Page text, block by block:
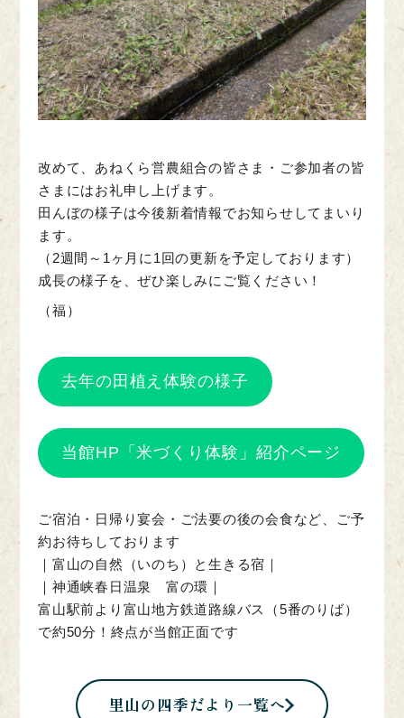
改めて、あねくら営農組合の皆さま・ご参加者の皆
さまにはお礼申し上げます。
田んぼの様子は今後新着情報でお知らせしてまいり
ます。
（2週間～1ヶ月に1回の更新を予定しております）
成長の様子を、ぜひ楽しみにご覧ください！
（福）
去年の田植え体験の様子
当館HP「米づくり体験」紹介ページ
ご宿泊・日帰り宴会・ご法要の後の会食など、ご予
約お待ちしております
｜富山の自然（いのち）と生きる宿｜
｜神通峡春日温泉 富の環｜
富山駅前より富山地方鉄道路線バス（5番のりば）
で約50分！終点が当館正面です
里山の四季だより一覧へ